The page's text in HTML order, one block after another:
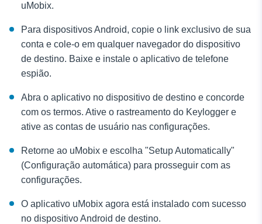
uMobix.
Para dispositivos Android, copie o link exclusivo de sua
conta e cole-o em qualquer navegador do dispositivo
de destino. Baixe e instale o aplicativo de telefone
espião.
Abra o aplicativo no dispositivo de destino e concorde
com os termos. Ative o rastreamento do Keylogger e
ative as contas de usuário nas configurações.
Retorne ao uMobix e escolha "Setup Automatically"
(Configuração automática) para prosseguir com as
configurações.
O aplicativo uMobix agora está instalado com sucesso
no dispositivo Android de destino.